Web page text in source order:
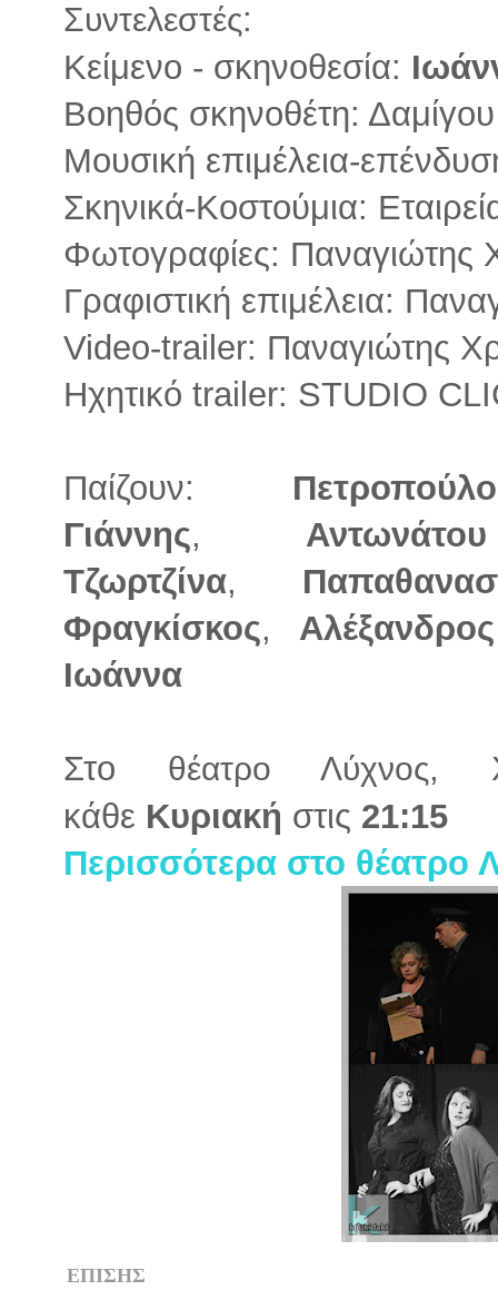
Συντελεστές:
Κείμενο - σκηνοθεσία:
Βοηθός σκηνοθέτη:
Μουσική επιμέλεια-
Σκηνικά-Κοστούμια:
Φωτογραφίες: Παναγιώτης
Γραφιστική επιμέλεια:
Video-trailer: Παναγιώτης
Ηχητικό trailer: STUDIO
Παίζουν:
Γιάννης,
Τζωρτζίνα,
Φραγκίσκος,
Ιωάννα
Στο θέατρο Λύχνος,
κάθε Κυριακή στις 21:15
Περισσότερα στο θέατρο
ΕΠΙΣΗΣ